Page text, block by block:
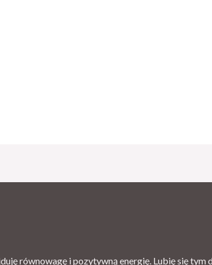
równowagę i pozytywną energię. Lubię się tym